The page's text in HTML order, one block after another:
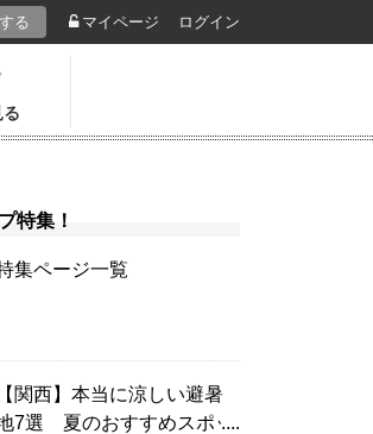
る マイページ ログイン
特集！
集ページ一覧
【関西】本当に涼しい避暑
7選 夏のおすすめスポッ